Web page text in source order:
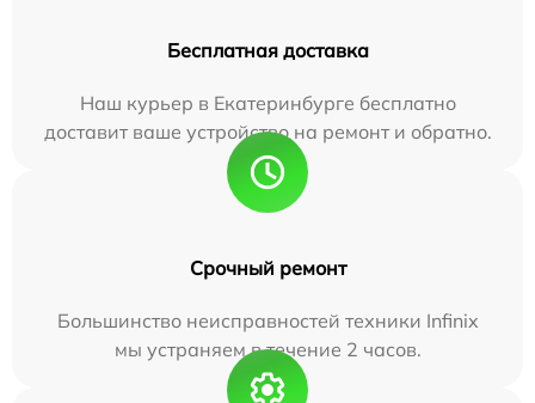
Бесплатная доставка
Наш курьер в Екатеринбурге бесплатно
доставит ваше устройство на ремонт и обратно.
Срочный ремонт
Большинство неисправностей техники Infinix
мы устраняем в течение 2 часов.